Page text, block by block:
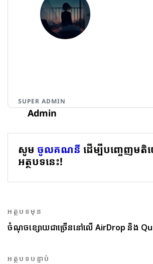
SUPER ADMIN
Admin
សូម ចូលគណនី ដើម្បីបញ្ចេញម
អត្ថបទនេះ!
អត្ថបទមុន
ចំណុចខ្សោយជាច្រើននៅលើ AirDrop និង
អត្ថបទបន្ទាប់